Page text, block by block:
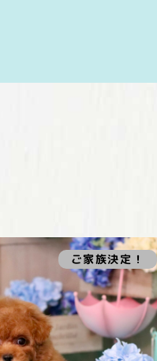
ご家族決定！